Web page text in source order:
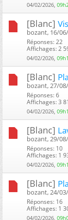
04/02/2026,
[Blanc]
bozant, 16/
Réponses: 22
Affichages: 2
04/02/2026,
[Blanc]
bozant, 27/
Réponses: 6
Affichages: 3
04/02/2026,
[Blanc]
bozant, 29/
Réponses: 10
Affichages: 1
04/02/2026,
[Blanc]
bozant, 24/
Réponses: 16
Affichages: 1
04/02/2026,